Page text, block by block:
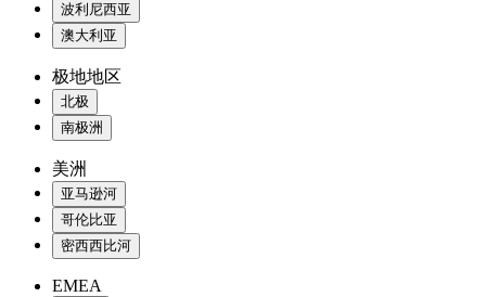
波利尼西亚
澳大利亚
极地地区
北极
南极洲
美洲
亚马逊河
哥伦比亚
密西西比河
EMEA